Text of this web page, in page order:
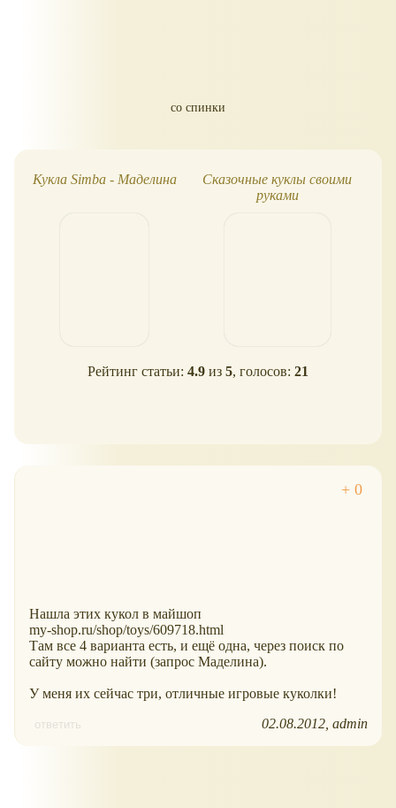
со спинки
Кукла Simba - Маделина
Сказочные куклы своими
руками
Рейтинг статьи: 4.9 из 5, голосов: 21
Нашла этих кукол в майшоп
my-shop.ru/shop/toys/609718.html
Там все 4 варианта есть, и ещё одна, через поиск по
сайту можно найти (запрос Маделина).
У меня их сейчас три, отличные игровые куколки!
ответить 02.08.2012 admin